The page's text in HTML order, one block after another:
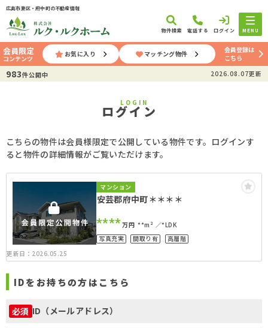
広島市東区・府中町の不動産情報
物件検索 電話する ログイン MENU
会員限定
コンテンツ
お気に入り マッチング物件
会員登録は
こちら
983件公開中 2026.08.07更新
ログイン
LOGIN
こちらの物件は会員様限定で公開している物件です。ログインす
ると物件の詳細情報がご覧いただけます。
マンション
安芸郡府中町＊＊＊＊
****万円 **m²
*LDK
写真充実
間取り有
高層階
更新日：2026.05.25
IDをお持ちの方はこちら
必須 ID（メールアドレス）